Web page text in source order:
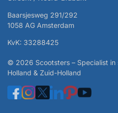
Baarsjesweg 291/292
1058 AG Amsterdam
KvK: 33288425
© 2026 Scootsters – Specialist in
Holland & Zuid-Holland